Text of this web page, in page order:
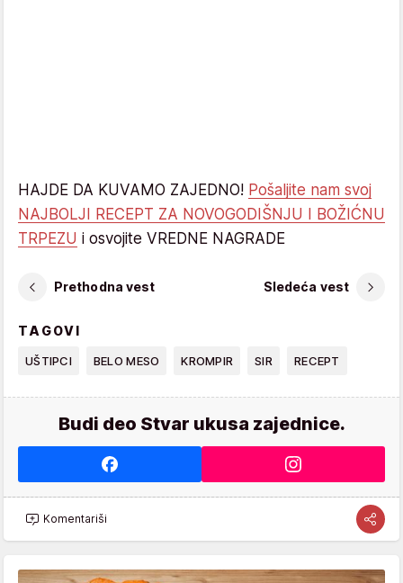
HAJDE DA KUVAMO ZAJEDNO! Pošaljite nam svoj
NAJBOLJI RECEPT ZA NOVOGODIŠNJU I BOŽIĆNU
TRPEZU i osvojite VREDNE NAGRADE
Prethodna vest Sledeća vest
TAGOVI
UŠTIPCI BELO MESO KROMPIR SIR RECEPT
Budi deo Stvar ukusa zajednice.
Komentariši